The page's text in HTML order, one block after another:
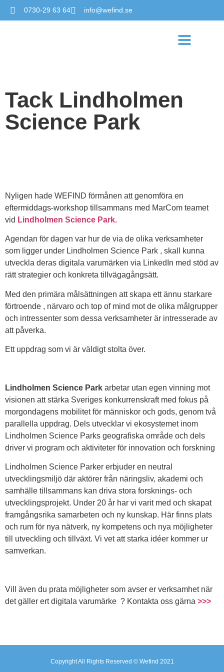
0730-29 63 64 info@wefind.se
Tack Lindholmen
Science Park
Nyligen hade WEFIND förmånen att genomföra en
eftermiddags-workshop tillsammans med MarCom teamet
vid Lindholmen Science Park.
Agendan för dagen var hur de via de olika verksamheter
som ligger under Lindholmen Science Park , skall kunna
utveckla deras digitala varumärken via LinkedIn med stöd av
rätt strategier och konkreta tillvägagångsätt.
Med den primära målsättningen att skapa ett ännu starkare
förtroende , närvaro och top of mind mot de olika målgrupper
och intressenter som dessa verksamheter är intresserade av
att påverka.
Ett uppdrag som vi är väldigt stolta över.
Lindholmen Science Park arbetar utan egen vinning mot
visionen att stärka Sveriges konkurrenskraft med fokus på
morgondagens mobilitet för människor och gods, genom två
parallella uppdrag. Dels utvecklar vi ekosystemet inom
Lindholmen Science Parks geografiska område och dels
driver vi program och aktiviteter för innovation och forskning
Lindholmen Science Parker erbjuder en neutral
utvecklingsmiljö där aktörer från näringsliv, akademi och
samhälle tillsammans kan driva stora forsknings- och
utvecklingsprojekt. Under 20 år har vi varit med och skapat
framgångsrika samarbeten och ny kunskap. Här finns plats
och rum för nya nätverk, ny kompetens och nya möjligheter
till utveckling och tillväxt. Vi vet att starka idéer kommer ur
samverkan.
Vill även du prata möjligheter som avser er verksamhet när
det gäller ert digitala varumärke ? Kontakta oss gärna >>>
Copyright All Rights Reserved © Wefind 2021